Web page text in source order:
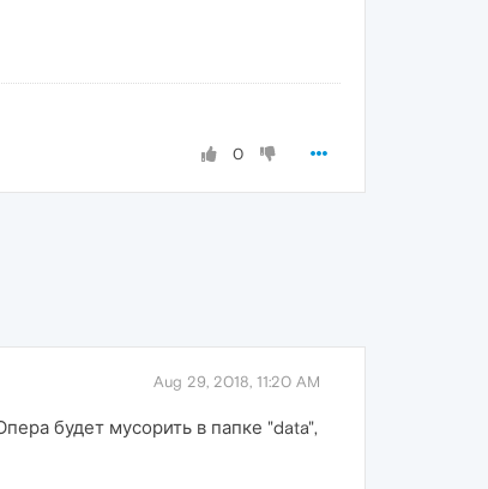
0
Aug 29, 2018, 11:20 AM
будет мусорить в папке "data",